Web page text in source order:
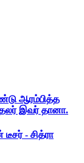
ஆரம்பித்த
இவர் தானா.
டீசர் - சித்ரா